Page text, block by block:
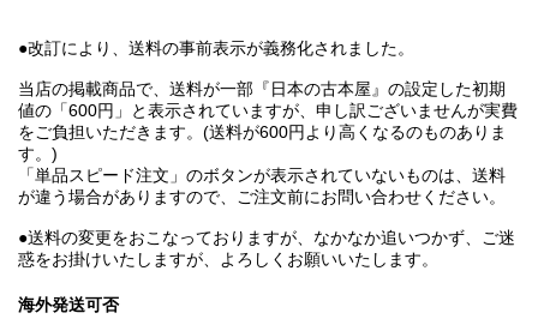
●改訂により、送料の事前表示が義務化されました。
当店の掲載商品で、送料が一部『日本の古本屋』の設定した初期
値の「600円」と表示されていますが、申し訳ございませんが実費
をご負担いただきます。(送料が600円より高くなるのものありま
す。)
「単品スピード注文」のボタンが表示されていないものは、送料
が違う場合がありますので、ご注文前にお問い合わせください。
●送料の変更をおこなっておりますが、なかなか追いつかず、ご迷
惑をお掛けいたしますが、よろしくお願いいたします。
海外発送可否